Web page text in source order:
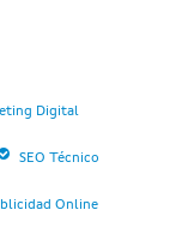
Digital
SEO Técnico
Online